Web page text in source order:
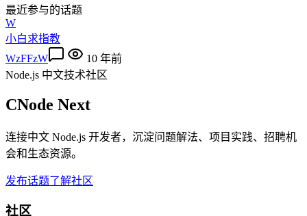
最近参与的话题
W
小白求指教
WzFFzW
10 年前
Node.js 中文技术社区
CNode Next
连接中文 Node.js 开发者，沉淀问题解法、项目实践、招聘机
会和生态资源。
发布话题了解社区
社区